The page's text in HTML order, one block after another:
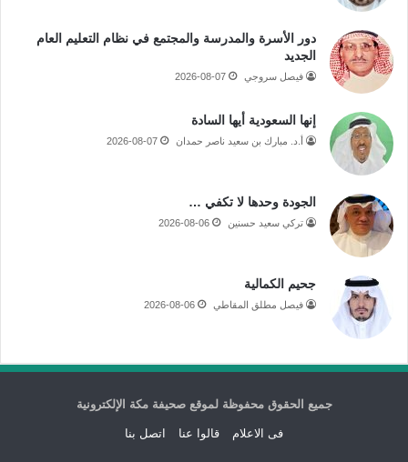
دور الأسرة والمدرسة والمجتمع في نظام التعليم العام
الجديد
فيصل سروجي 2026-08-07
إنها السعودية أيها السادة
أ.د. مبارك بن سعيد ناصر حمدان 2026-08-07
الجودة وحدها لا تكفي …
تركي سعيد حسنين 2026-08-06
جحيم الكمالية
فيصل مطلق المقاطي 2026-08-06
جميع الحقوق محفوظة لموقع صحيفة مكة الإلكترونية
فى الاعلام قالوا عنا اتصل بنا